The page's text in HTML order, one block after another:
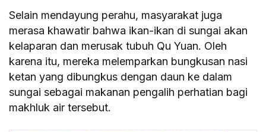
Selain mendayung perahu, masyarakat juga
merasa khawatir bahwa ikan-ikan di sungai akan
kelaparan dan merusak tubuh Qu Yuan. Oleh
karena itu, mereka melemparkan bungkusan nasi
ketan yang dibungkus dengan daun ke dalam
sungai sebagai makanan pengalih perhatian bagi
makhluk air tersebut.